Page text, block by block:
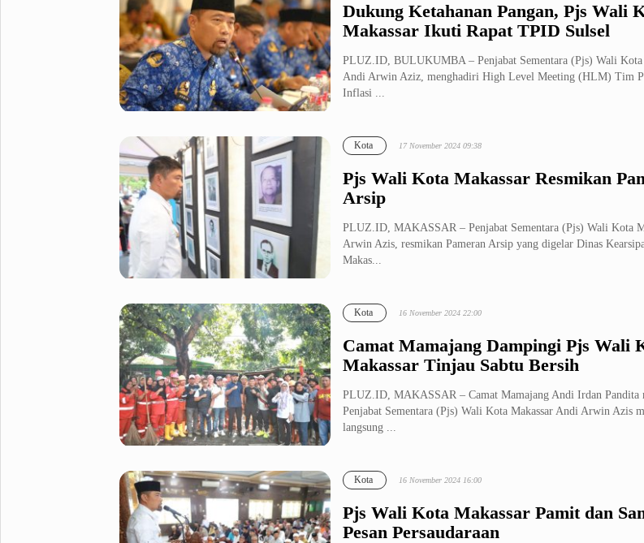
Dukung Ketahanan Pangan, Pjs Wali
Makassar Ikuti Rapat TPID Sulsel
PLUZ.ID, BULUKUMBA – Penjabat Sementara (Pjs) Wali Kota
Andi Arwin Aziz, menghadiri High Level Meeting (HLM) Tim
Inflasi ...
Pjs Wali Kota Makassar Resmikan
Arsip
Kota 17 November 2024 09:38
PLUZ.ID, MAKASSAR – Penjabat Sementara (Pjs) Wali Kota
Arwin Azis, resmikan Pameran Arsip yang digelar Dinas
Makas...
Camat Mamajang Dampingi Pjs Wali
Makassar Tinjau Sabtu Bersih
Kota 16 November 2024 22:00
PLUZ.ID, MAKASSAR – Camat Mamajang Andi Irdan Pandita
Penjabat Sementara (Pjs) Wali Kota Makassar Andi Arwin Azis
langsung ...
Pjs Wali Kota Makassar Pamit dan
Pesan Persaudaraan
Kota 16 November 2024 16:00